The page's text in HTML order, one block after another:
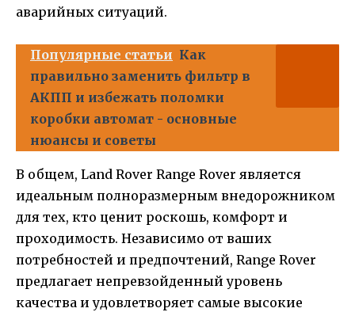
аварийных ситуаций.
Популярные статьи Как
правильно заменить фильтр в
АКПП и избежать поломки
коробки автомат - основные
нюансы и советы
В общем, Land Rover Range Rover является
идеальным полноразмерным внедорожником
для тех, кто ценит роскошь, комфорт и
проходимость. Независимо от ваших
потребностей и предпочтений, Range Rover
предлагает непревзойденный уровень
качества и удовлетворяет самые высокие